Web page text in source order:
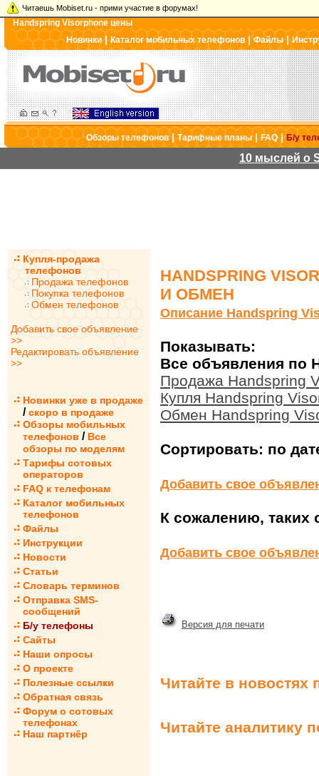
Читаешь Mobiset.ru - прими участие в форумах!
Handspring Visorphone цены
Новинки|Каталог мобильных телефонов |Файлы|
Обзоры телефонов|Тарифные планы|FAQ|Б/у
10 мыслей о
Купля-продажа
телефонов
Продажа телефонов
Покупка телефонов
Обмен телефонов
Добавить свое объявление
>>
Редактировать объявление
>>
Новинки уже в продаже
/ скоро в продаже
Обзоры мобильных
телефонов / Все
обзоры по моделям
Тарифы сотовых
операторов
FAQ к телефонам
Каталог мобильных
телефонов
Файлы
Инструкции
Новости
Статьи
Словарь терминов
Отправка SMS-
сообщений
Б/у телефоны
Сайты
Наши опросы
О проекте
Полезные ссылки
Обратная связь
Форум о сотовых
телефонах
Наш партнёр
HANDSPRING
И ОБМЕН
Описание Handspring
Показывать:
Все объявления по
Продажа Handspring
Купля Handspring
Обмен Handspring
Сортировать: по
Добавить свое
К сожалению, таких
Добавить свое
Версия для печати
Читайте в новостях
Читайте аналитику